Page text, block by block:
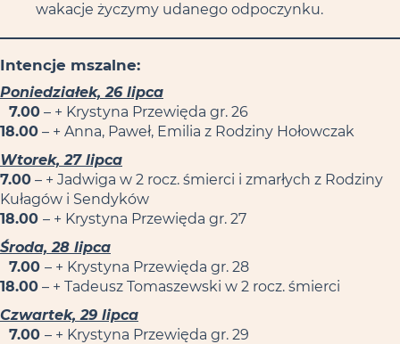
wakacje życzymy udanego odpoczynku.
Intencje mszalne:
Poniedziałek, 26 lipca
7.00 – + Krystyna Przewięda gr. 26
18.00 – + Anna, Paweł, Emilia z Rodziny Hołowczak
Wtorek, 27 lipca
7.00 – + Jadwiga w 2 rocz. śmierci i zmarłych z Rodziny
Kułagów i Sendyków
18.00 – + Krystyna Przewięda gr. 27
Środa, 28 lipca
7.00 – + Krystyna Przewięda gr. 28
18.00 – + Tadeusz Tomaszewski w 2 rocz. śmierci
Czwartek, 29 lipca
7.00 – + Krystyna Przewięda gr. 29